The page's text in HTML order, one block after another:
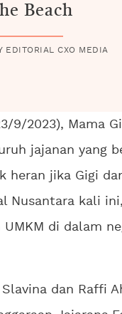
Beach
EDITORIAL CXO MEDIA
9/2023), Mama
jajanan yang
heran jika Gigi
Nusantara kali
di dalam
dan Raffi